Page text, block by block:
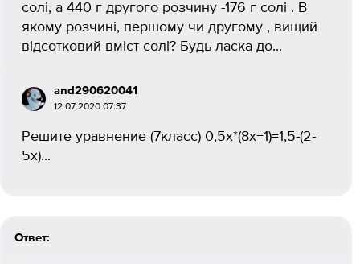
солі, а 440 г другого розчину -176 г солі . В
якому розчині, першому чи другому , вищий
відсотковий вміст солі? Будь ласка до...
and290620041
12.07.2020 07:37
Решите уравнение (7класс) 0,5х*(8х+1)=1,5-(2-
5х)...
Ответ: